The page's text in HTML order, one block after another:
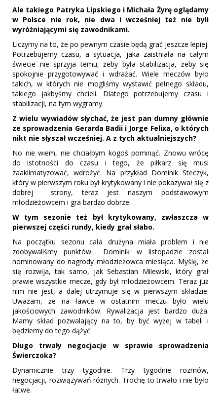
Ale takiego Patryka Lipskiego i Michała Żyrę oglądamy
w Polsce nie rok, nie dwa i wcześniej też nie byli
wyróżniającymi się zawodnikami.
Liczymy na to, że po pewnym czasie będą grać jeszcze lepiej.
Potrzebujemy czasu, a sytuacja, jaka zaistniała na całym
świecie nie sprzyja temu, żeby była stabilizacja, żeby się
spokojnie przygotowywać i wdrażać. Wiele meczów było
takich, w których nie mogliśmy wystawić pełnego składu,
takiego jakbyśmy chcieli. Dlatego potrzebujemy czasu i
stabilizacji, na tym wygramy.
Z wielu wywiadów słychać, że jest pan dumny głównie
ze sprowadzenia Gerarda Badii i Jorge Felixa, o których
nikt nie słyszał wcześniej. A z tych aktualniejszych?
No nie wiem, nie chciałbym kogoś pominąć. Znowu wrócę
do istotności do czasu i tego, że piłkarz się musi
zaaklimatyzować, wdrożyć. Na przykład Dominik Steczyk,
który w pierwszym roku był krytykowany i nie pokazywał się z
dobrej strony, teraz jest naszym podstawowym
młodzieżowcem i gra bardzo dobrze.
W tym sezonie też był krytykowany, zwłaszcza w
pierwszej części rundy, kiedy grał słabo.
Na początku sezonu cała drużyna miała problem i nie
zdobywaliśmy punktów… Dominik w listopadzie został
nominowany do nagrody młodzieżowca miesiąca. Myślę, że
się rozwija, tak samo, jak Sebastian Milewski, który grał
prawie wszystkie mecze, gdy był młodzieżowcem. Teraz już
nim nie jest, a dalej utrzymuje się w pierwszym składzie.
Uważam, że na ławce w ostatnim meczu było wielu
jakościowych zawodników. Rywalizacja jest bardzo duża.
Mamy skład pozwalający na to, by być wyżej w tabeli i
będziemy do tego dążyć.
Długo trwały negocjacje w sprawie sprowadzenia
Świerczoka?
Dynamicznie trzy tygodnie. Trzy tygodnie rozmów,
negocjacji, rozwiązywań różnych. Trochę to trwało i nie było
łatwe.